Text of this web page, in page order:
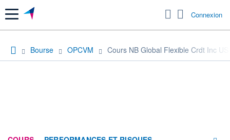
Menu Connexion
Bourse OPCVM Cours NB Global Flexible Crdt Inc